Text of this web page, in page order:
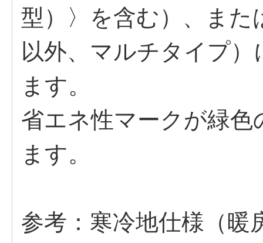
型）〉を含む）、また
以外、マルチタイプ
ます。
省エネ性マークが緑
ます。
参考：寒冷地仕様（暖